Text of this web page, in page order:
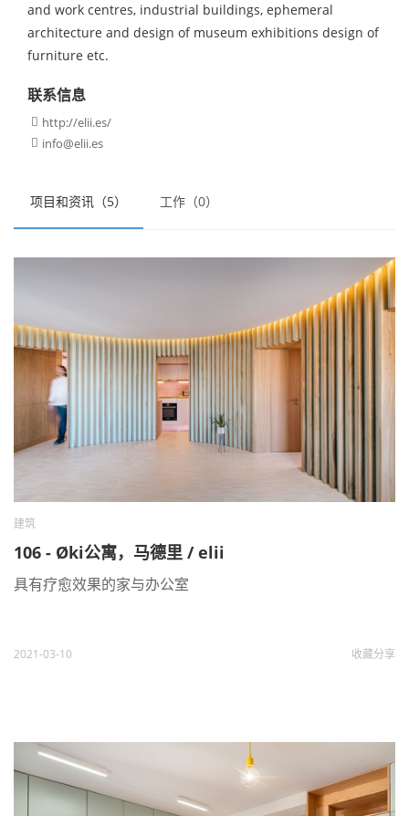
项目和资讯（5） 工作（0）
建筑
106 - Øki公寓，马德里 / elii
具有疗愈效果的家与办公室
2021-03-10 收藏分享
and work centres, industrial buildings, ephemeral
architecture and design of museum exhibitions design of
furniture etc.
联系信息
 http://elii.es/
 info@elii.es